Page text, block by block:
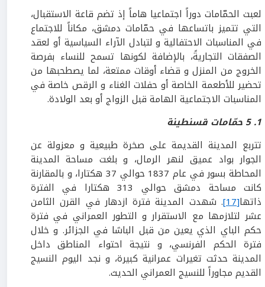
لعبت الحمّامات دوراً اجتماعيا هاماً إذ تضم قاعة الاستقبال،
التي تتميز باتساعها في حمّامات دمشق، مكاناً للاجتماع
في المناسبات الاحتفالية و لتبادل الآراء السياسية أو لعقد
الصفقات التجاريةً، بالإضافة لكونها تسمح للنساء بفرصة
الخروج من المنزل و قضاء أوقات ممتعة، لما يصطحبها من
تحضير للأطعمة الخاصة أو حفلات الغناء و الرقص خاصة في
المناسبات الاجتماعية الهامة قبل الزواج أو بعد الولادة.
1
.
5 حمّامات قسنطينة
تتربع المدينة القديمة على صخرة طبيعية و معزولة عن
الجوار بواد عميق لنهر الرمال، و بلغت مساحة المدينة
المحاطة بسور في عام 1837 حوالي 37 هكتارا، و بالمقارنة
كانت مساحة دمشق حوالي 313 هكتارا في الفترة
ذاتها[17]
. شهدت المدينة فترة ازدهار في القرن الثامن
عشر لتلازمها مع الاستقرار و التطور العمراني في فترة
حكم الباي الذي يعين من قبل الباشا في الجزائر. و خلال
فترة الحكم الفرنسي، و نتيجة احتواء المناطق داخل
المدينة حدثت تغيرات عمرانية كبيرة، و نجد اليوم النسيج
القديم مجاوراً للنسيج العمراني الحديث.